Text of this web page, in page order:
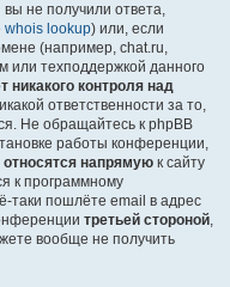
не получили ответа,
whois lookup) или, если
(например, chat.ru,
или техподдержкой данного
никакого контроля над
ответственности за то,
Не обращайтесь к phpBB
работы конференции,
относятся напрямую к сайту
к программному
таки пошлёте email в адрес
третьей стороной,
вообще не получить